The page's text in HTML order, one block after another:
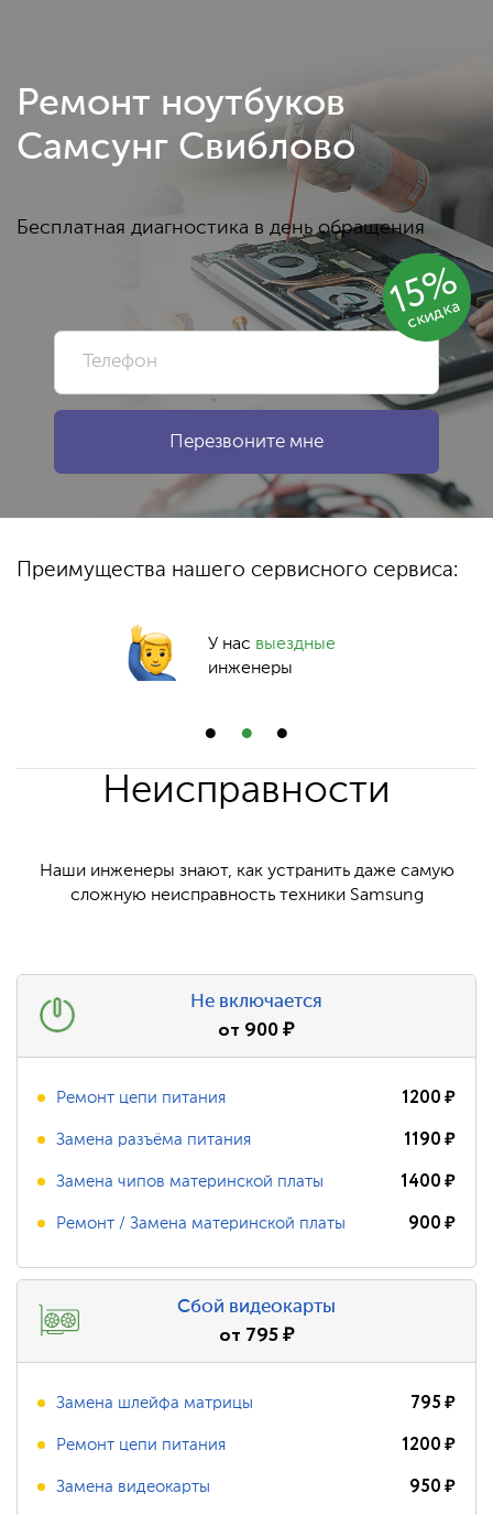
15%
скидка
Ремонт ноутбуков
Самсунг Свиблово
Бесплатная диагностика в день обращения
Преимущества нашего сервисного сервиса:
У нас выездные
инженеры
Неисправности
Наши инженеры знают, как устранить даже самую
сложную неисправность техники Samsung
Не включается
от 900₽
Ремонт цепи питания 1200₽
Замена разъёма питания 1190₽
Замена чипов материнской платы 1400₽
Ремонт / Замена материнской платы 900₽
Сбой видеокарты
от 795₽
Замена шлейфа матрицы 795₽
Ремонт цепи питания 1200₽
Замена видеокарты 950₽